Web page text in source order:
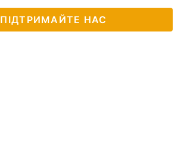
ПІДТРИМАЙТЕ НАС